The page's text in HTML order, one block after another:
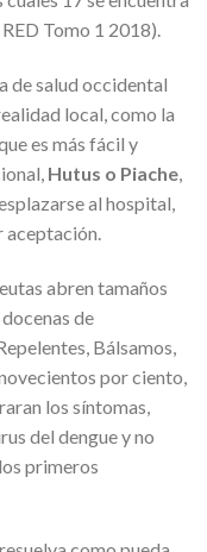
Tomo 1 2018).
de salud occidental
local, como la
es más fácil y
Hutus o Piache
al hospital,
abren tamaños
de
Bálsamos,
por ciento,
los síntomas,
del dengue y no
primeros